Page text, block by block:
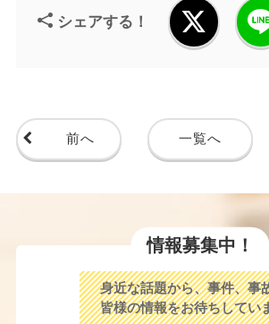
シェアする！
前へ 一覧へ
情報募集中！
身近な話題から、事件、事
皆様の情報をお待ちしてい